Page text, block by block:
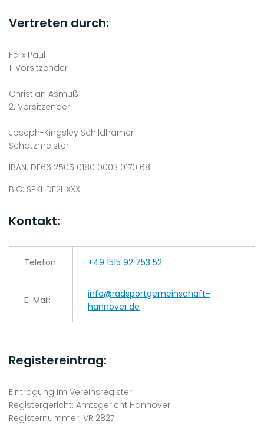
Vertreten durch:
Felix Paul
1. Vorsitzender
Christian Asmuß
2. Vorsitzender
Joseph-Kingsley Schildhamer
Schatzmeister
IBAN: DE66 2505 0180 0003 0170 68
BIC: SPKHDE2HXXX
Kontakt:
Telefon: +49 1515 92 753 52
E-Mail:
info@radsportgemeinschaft-
hannover.de
Registereintrag:
Eintragung im Vereinsregister.
Registergericht: Amtsgericht Hannover
Registernummer: VR 2827